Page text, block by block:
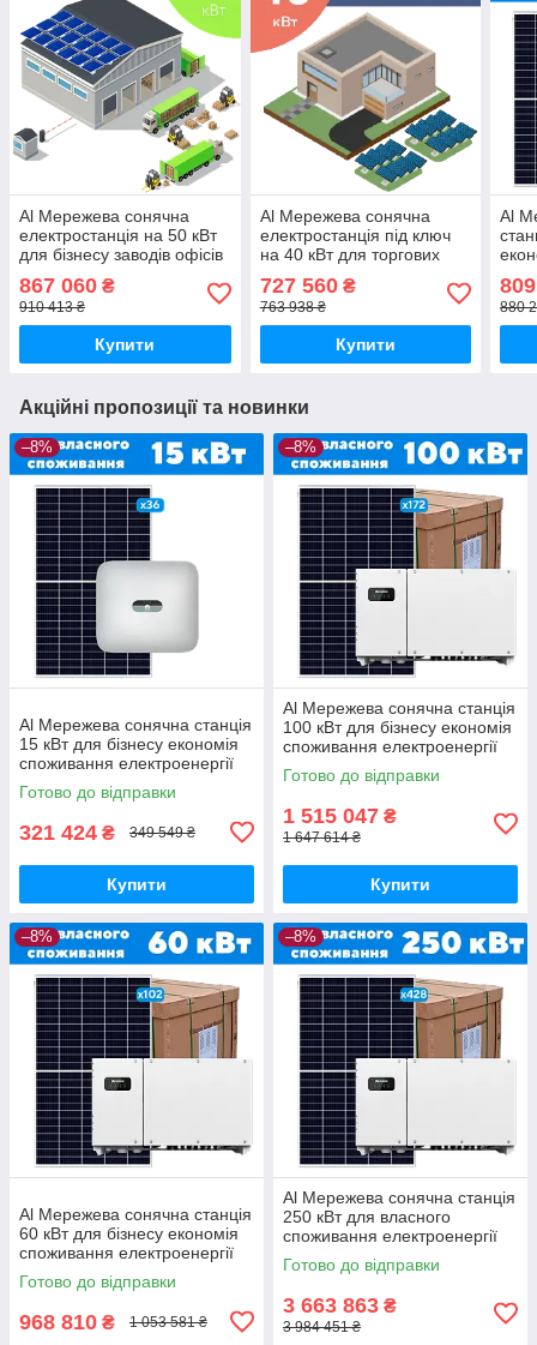
Al Мережева сонячна
електростанція на 50 кВт
для бізнесу заводів офісів
станція СЕС
867 060 ₴
910 413 ₴
Купити
Al Мережева сонячна
електростанція під ключ
на 40 кВт для торгових
та зеленого тарифу
727 560₴
763 938 ₴
Купити
Al
880
Акційні пропозиції та новинки
–8%
Al Мережева сонячна станція
15 кВт для бізнесу економія
споживання електроенергії
підприємствам виробництву
Готово до відправки
321 424 ₴ 349 549 ₴
Купити
–8%
Al Мережева сонячна станція
100 кВт для бізнесу економія
споживання електроенергії
підприємствам виробництву
Готово до відправки
1 515 047 ₴
1 647 614 ₴
Купити
–8%
Al Мережева сонячна станція
60 кВт для бізнесу економія
споживання електроенергії
підприємствам виробництву
Готово до відправки
968 810 ₴ 1 053 581 ₴
–8%
Al Мережева сонячна станція
250 кВт для власного
споживання електроенергії
підприємствам виробництву
Готово до відправки
3 663 863 ₴
3 984 451 ₴